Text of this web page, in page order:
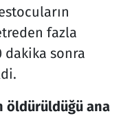
fazla
dakika sonra
öldürüldüğü ana